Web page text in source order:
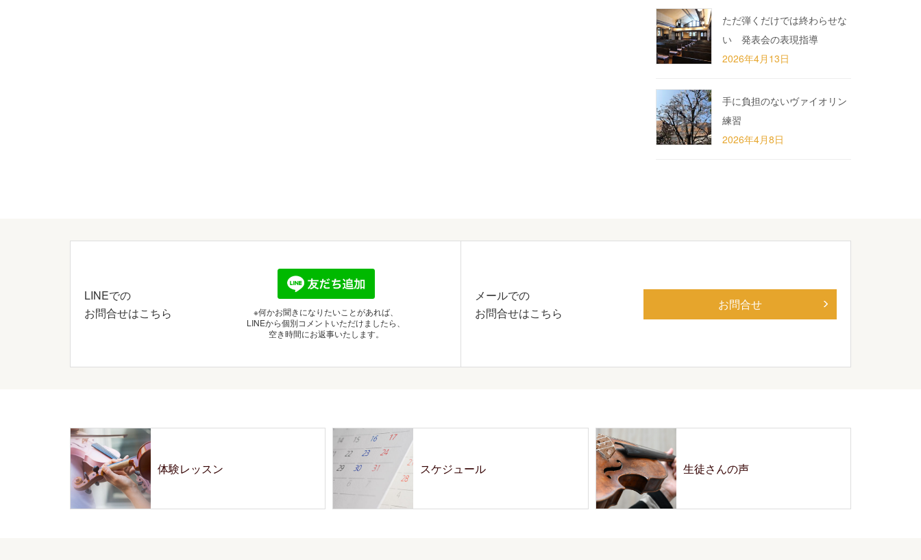
ただ弾くだけでは終わらせな
い 発表会の表現指導
2026年4月13日
手に負担のないヴァイオリン
練習
2026年4月8日
LINEでの
お問合せはこちら
※何かお聞きになりたいことがあれば、
LINEから個別コメントいただけましたら、
空き時間にお返事いたします。
メールでの
お問合せはこちら
お問合せ
体験レッスン スケジュール 生徒さんの声